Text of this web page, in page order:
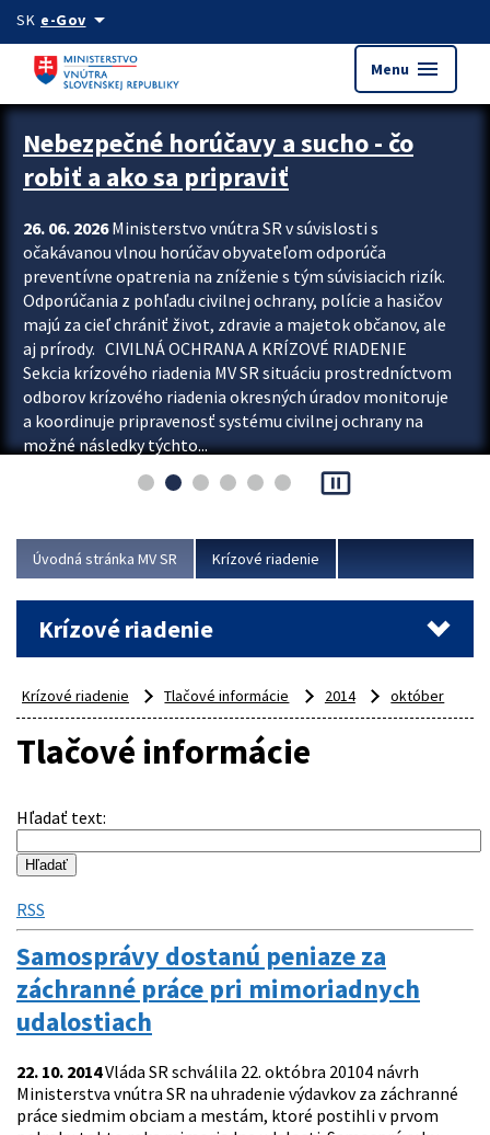
Preskocit na hlavný obsah
SK e-Govarrow_drop_down
Menu menu
Zastavit automatický posun upútavok
Nebezpečné horúčavy a sucho - čo
robiť a ako sa pripraviť
26. 06. 2026Ministerstvo vnútra SR v súvislosti s
očakávanou vlnou horúčav obyvateľom odporúča
preventívne opatrenia na zníženie s tým súvisiacich rizík.
Odporúčania z pohľadu civilnej ochrany, polície a hasičov
majú za cieľ chrániť život, zdravie a majetok občanov, ale
aj prírody. CIVILNÁ OCHRANA A KRÍZOVÉ RIADENIE
Sekcia krízového riadenia MV SR situáciu prostredníctvom
odborov krízového riadenia okresných úradov monitoruje
a koordinuje pripravenosť systému civilnej ochrany na
možné následky týchto...
pause_presentation
Úvodná stránka MV SR Krízové riadenie
Krízové riadenie
Krízové riadenie Tlačové informácie 2014 október
Tlačové informácie
Hľadať text:
RSS
Samosprávy dostanú peniaze za
záchranné práce pri mimoriadnych
udalostiach
22. 10. 2014Vláda SR schválila 22. októbra 20104 návrh
Ministerstva vnútra SR na uhradenie výdavkov za záchranné
práce siedmim obciam a mestám, ktoré postihli v prvom